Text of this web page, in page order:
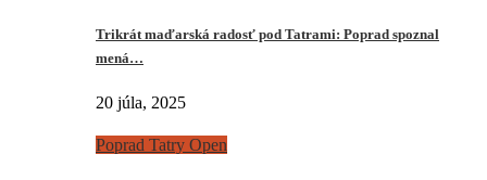
Trikrát maďarská radosť pod Tatrami: Poprad spoznal
mená…
20 júla, 2025
Poprad Tatry Open